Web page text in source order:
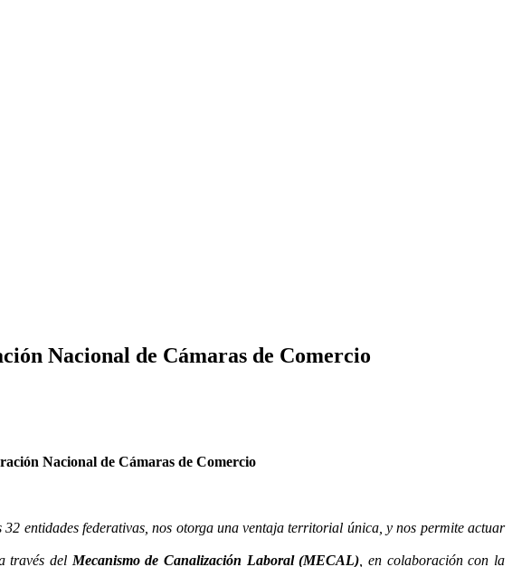
Nacional de Cámaras de Comercio
Nacional de Cámaras de Comercio
entidades federativas, nos otorga una ventaja territorial única, y nos permite actuar
través del Mecanismo de Canalización Laboral (MECAL) , en colaboración con la